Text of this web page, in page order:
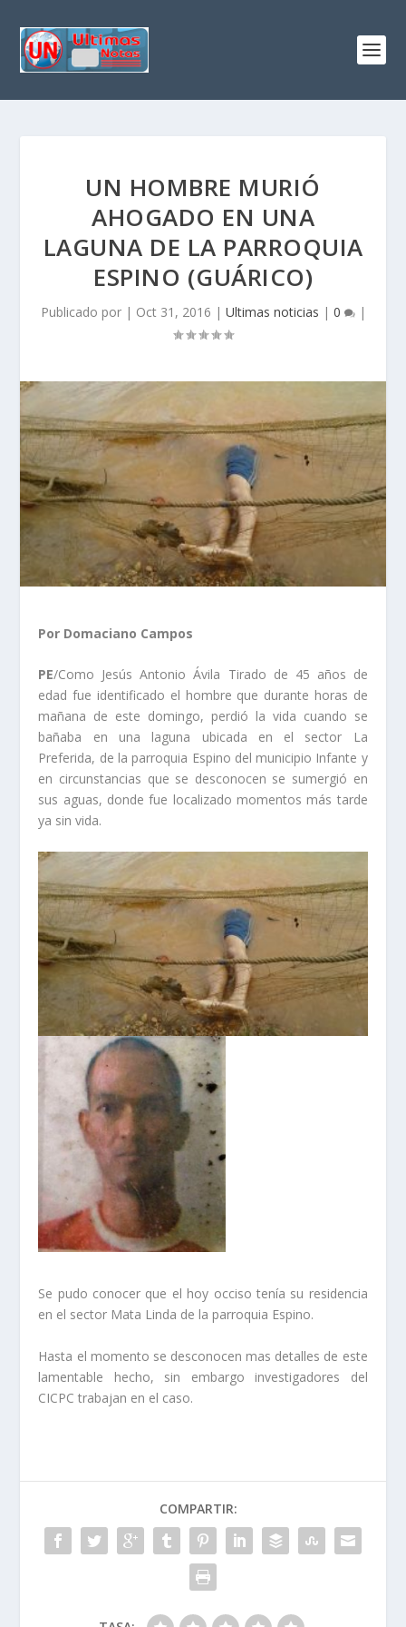
UN HOMBRE MURIÓ
AHOGADO EN UNA
LAGUNA DE LA PARROQUIA
ESPINO (GUÁRICO)
Publicado por | Oct 31, 2016 | Ultimas noticias | 0 |
Por Domaciano Campos
PE/Como Jesús Antonio Ávila Tirado de 45 años de
edad fue identificado el hombre que durante horas de
mañana de este domingo, perdió la vida cuando se
bañaba en una laguna ubicada en el sector La
Preferida, de la parroquia Espino del municipio Infante y
en circunstancias que se desconocen se sumergió en
sus aguas, donde fue localizado momentos más tarde
ya sin vida.
Se pudo conocer que el hoy occiso tenía su residencia
en el sector Mata Linda de la parroquia Espino.
Hasta el momento se desconocen mas detalles de este
lamentable hecho, sin embargo investigadores del
CICPC trabajan en el caso.
COMPARTIR: